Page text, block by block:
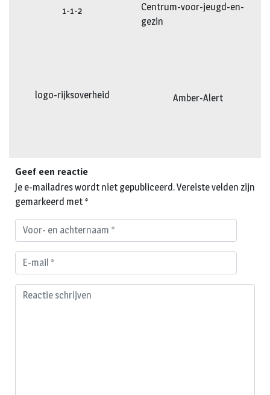
1-1-2
Centrum-voor-jeugd-en-
gezin
logo-rijksoverheid Amber-Alert
Geef een reactie
Je e-mailadres wordt niet gepubliceerd.Vereiste velden zijn
gemarkeerd met *